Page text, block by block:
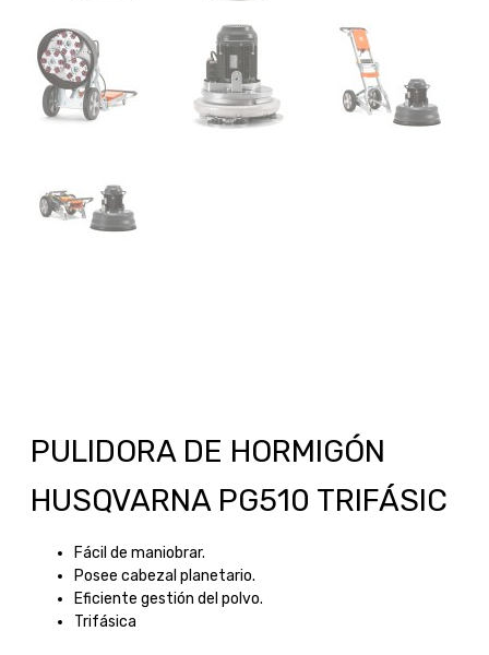
PULIDORA DE HORMIGÓN
HUSQVARNA PG510 TRIFÁSIC
Fácil de maniobrar.
Posee cabezal planetario.
Eficiente gestión del polvo.
Trifásica